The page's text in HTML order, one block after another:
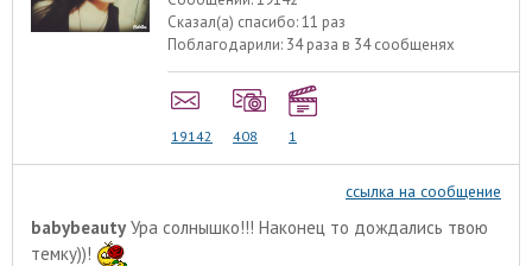
Сказал(а) спасибо:11 раз
Поблагодарили: 34 раза в 34 сообщенях
19142 408 1
ссылка на сообщение
babybeauty Ура солнышко!!! Наконец то дождались твою
темку))!